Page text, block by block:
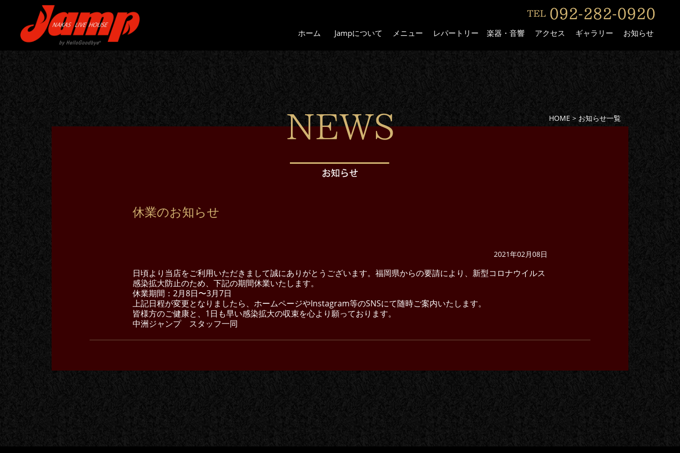
ホーム Jampについて メニュー レパートリー 楽器・音響 アクセス ギャラリー お知らせ
HOME > お知らせ一覧
休業のお知らせ
2021年02月08日
日頃より当店をご利用いただきまして誠にありがとうございます。福岡県からの要請により、新型コロナウイルス
感染拡大防止のため、下記の期間休業いたします。
休業期間：2月8日〜3月7日
上記日程が変更となりましたら、ホームページやInstagram等のSNSにて随時ご案内いたします。
皆様方のご健康と、1日も早い感染拡大の収束を心より願っております。
中洲ジャンプ スタッフ一同